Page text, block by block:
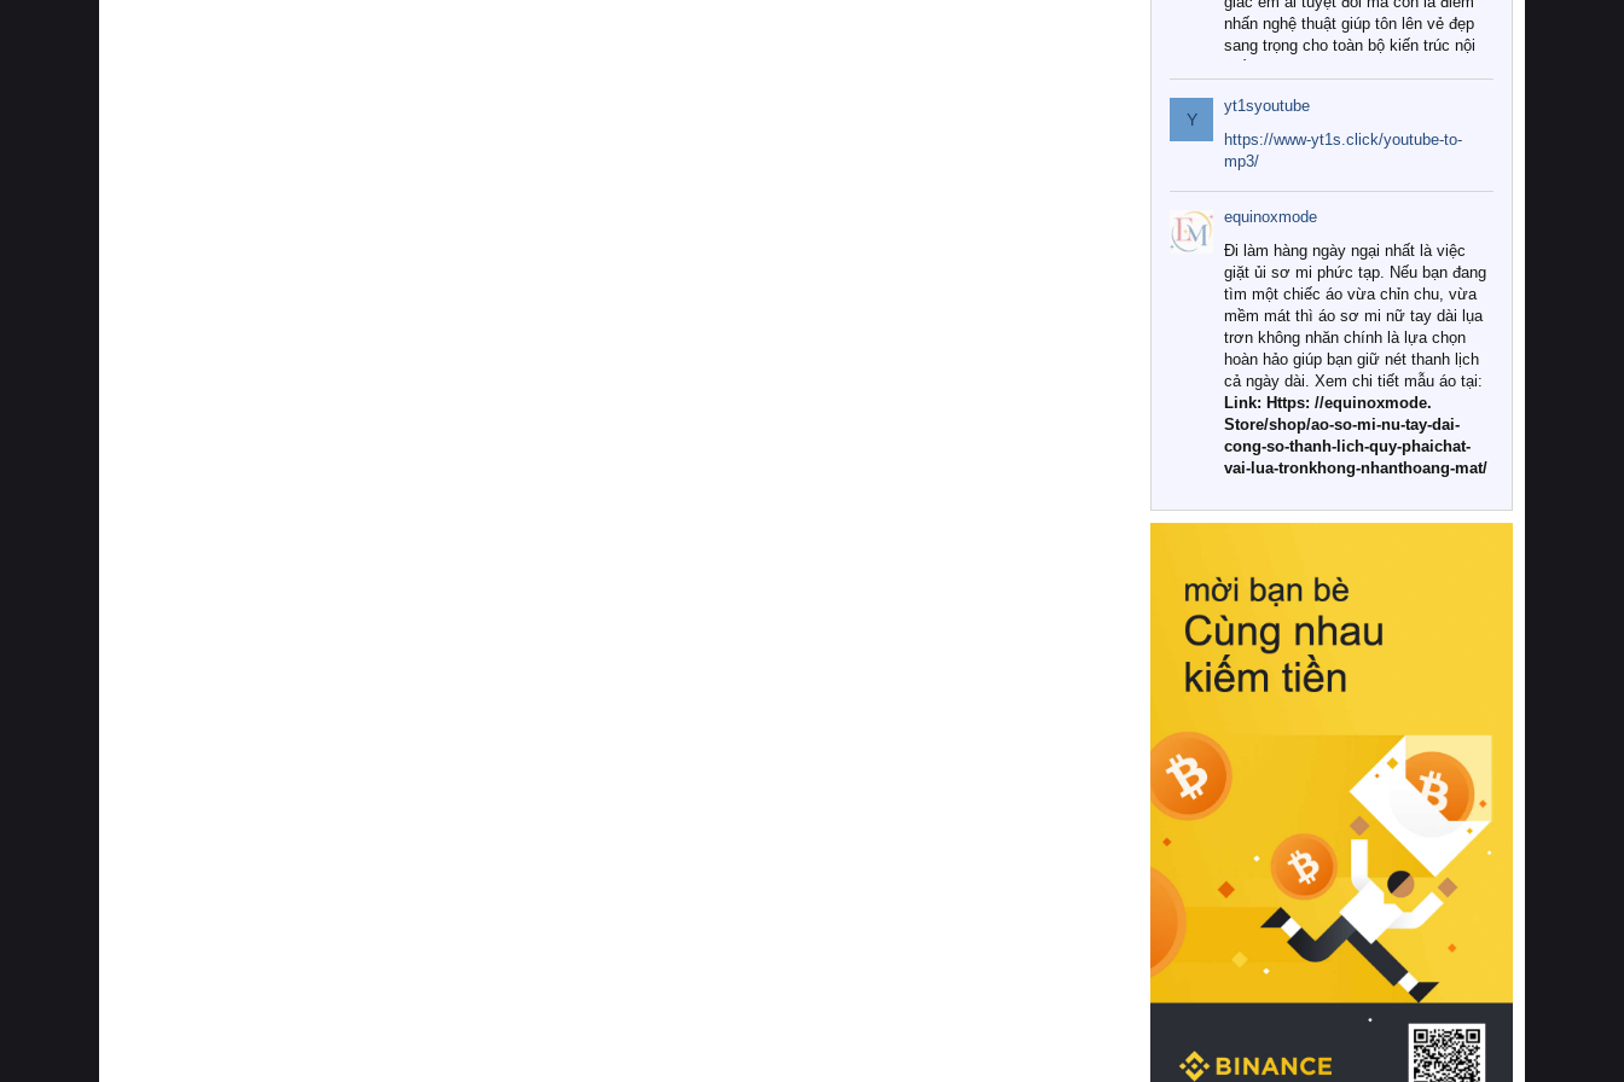
nhấn nghệ thuật giúp tôn lên vẻ đẹp
sang trọng cho toàn bộ kiến trúc nội
Tuy nhiên, giữa thị trường đa dạng
với vô vàn thương hiệu và mẫu mã
như hiện nay, làm thế nào để chọn
được những bộ chăn ga gối đệm cao
cấp thực sự chất lượng, phù hợp với
khí hậu và nhu cầu sử dụng của gia
đình? Hãy cùng chúng tôi đi tìm lời
giải đáp chi tiết qua bài viết dưới đây.
1. Tại sao các gia đình hiện đại lại ưa
chuộng chăn ga gối đệm cao cấp?
Khác với các dòng sản phẩm thông
thường, những bộ chăn ga gối đệm
cao cấp trải qua quy trình sản xuất
nghiêm ngặt từ khâu chọn lọc nguyên
liệu tự nhiên đến công nghệ dệt
nhuộm hiện đại không chứa hóa chất
này, bạn sẽ cảm nhận rõ rệt sự khác
hồi chuẩn xác của phần đệm nâng đỡ
cột sống.
Bên cạnh đó, việc lựa chọn các dòng
sản phẩm đạt chuẩn chất lượng quốc
tế còn giúp ngăn ngừa tình trạng kích
khuẩn và nấm mốc trong điều kiện
thời tiết nóng ẩm. Bạn có thể tìm hiểu
thêm các nghiên cứu khoa học về tác
động của giấc ngủ và môi trường
phòng ngủ đối với sức khỏe con
người tại Sleep Foundation (External
Link) để có cái nhìn toàn diện hơn.
2. Các tiêu chí vàng khi lựa chọn
chăn ga gối đệm cao cấp cho phòng
ngủ
Để sở hữu một bộ chăn ga gối đệm
cao cấp hoàn hảo cả về thẩm mỹ lẫn
công năng, người tiêu dùng cần cân
nhắc kỹ lưỡng các tiêu chí quan trọng
Y
yt1syoutube
https://www-yt1s.click/youtube-to-
mp3/
equinoxmode
Đi làm hàng ngày ngại nhất là việc
giặt ủi sơ mi phức tạp. Nếu bạn đang
tìm một chiếc áo vừa chỉn chu, vừa
mềm mát thì áo sơ mi nữ tay dài lụa
trơn không nhăn chính là lựa chọn
hoàn hảo giúp bạn giữ nét thanh lịch
cả ngày dài. Xem chi tiết mẫu áo tại:
Link: Https: //equinoxmode.
Store/shop/ao-so-mi-nu-tay-dai-
cong-so-thanh-lich-quy-phaichat-
vai-lua-tronkhong-nhanthoang-mat/